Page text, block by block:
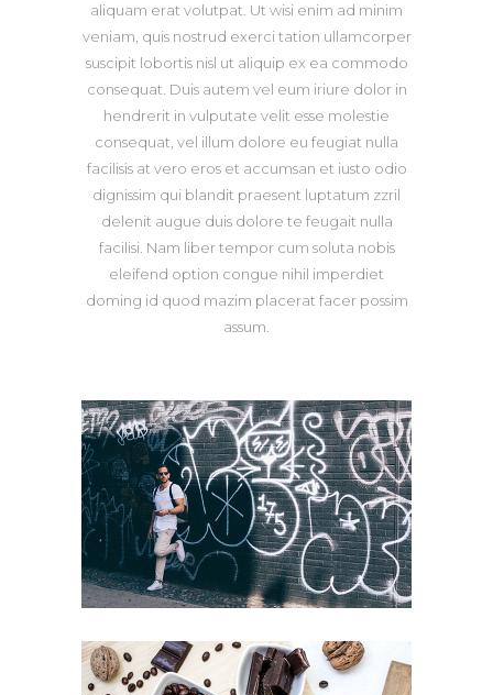
aliquam erat volutpat. Ut wisi enim ad minim
veniam, quis nostrud exerci tation ullamcorper
suscipit lobortis nisl ut aliquip ex ea commodo
consequat. Duis autem vel eum iriure dolor in
hendrerit in vulputate velit esse molestie
consequat, vel illum dolore eu feugiat nulla
facilisis at vero eros et accumsan et iusto odio
dignissim qui blandit praesent luptatum zzril
delenit augue duis dolore te feugait nulla
facilisi. Nam liber tempor cum soluta nobis
eleifend option congue nihil imperdiet
doming id quod mazim placerat facer possim
assum.